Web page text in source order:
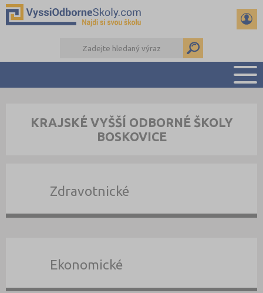
PŘÍPRAVA NA PŘIJÍMAČKY
KALENDÁŘ AKCÍ
KRAJSKÉ VYŠŠÍ ODBORNÉ ŠKOLY
BOSKOVICE
Zdravotnické
Ekonomické